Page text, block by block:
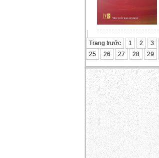
Trang trước 1 2 3
25
26 27 28 29